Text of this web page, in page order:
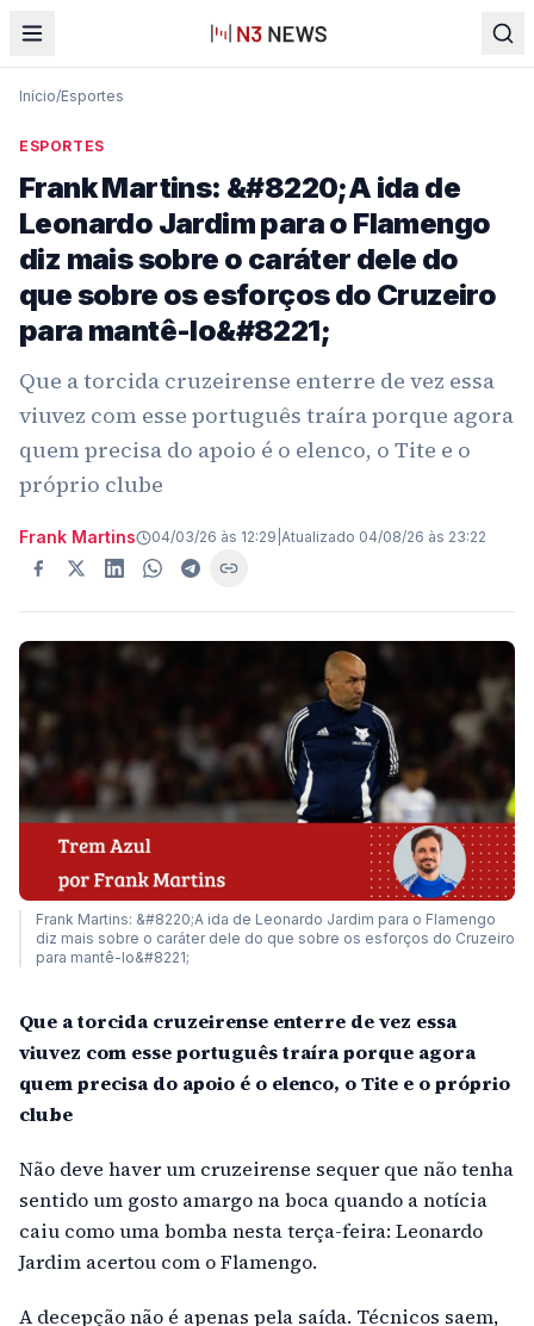
Início/Esportes
ESPORTES
Frank Martins: &#8220;A ida de
Leonardo Jardim para o Flamengo
diz mais sobre o caráter dele do
que sobre os esforços do Cruzeiro
para mantê-lo&#8221;
Que a torcida cruzeirense enterre de vez essa
viuvez com esse português traíra porque agora
quem precisa do apoio é o elenco, o Tite e o
próprio clube
Frank Martins 04/03/26 às 12:29 Atualizado 04/08/26 às 23:22
Frank Martins: &#8220;A ida de Leonardo Jardim para o Flamengo
diz mais sobre o caráter dele do que sobre os esforços do Cruzeiro
para mantê-lo&#8221;
Que a torcida cruzeirense enterre de vez essa
viuvez com esse português traíra porque agora
quem precisa do apoio é o elenco, o Tite e o próprio
clube
Não deve haver um cruzeirense sequer que não tenha
sentido um gosto amargo na boca quando a notícia
caiu como uma bomba nesta terça-feira: Leonardo
Jardim acertou com o Flamengo.
A decepção não é apenas pela saída. Técnicos saem,